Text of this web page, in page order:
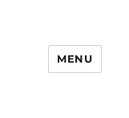
MENU